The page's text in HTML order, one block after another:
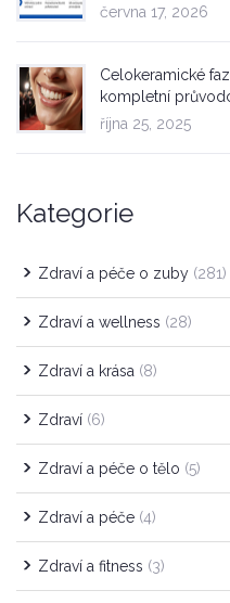
června 17, 2026
Celokeramické
kompletní
října 25, 2025
Kategorie
Zdraví a péče o zuby (281)
Zdraví a wellness (28)
Zdraví a krása (8)
Zdraví (6)
Zdraví a péče o tělo (5)
Zdraví a péče (4)
Zdraví a fitness (3)